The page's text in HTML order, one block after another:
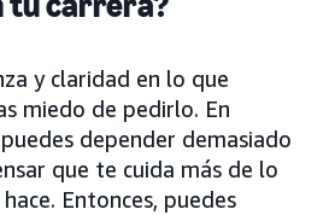
y claridad en lo que
miedo de pedirlo. En
depender demasiado
que te cuida más de lo
Entonces, puedes